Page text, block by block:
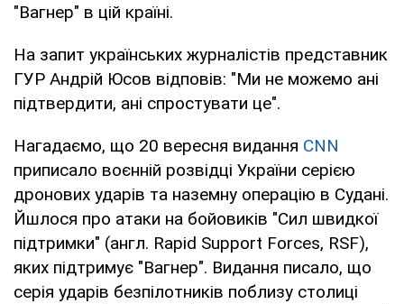
"Вагнер" в цій країні.
На запит українських журналістів представник
ГУР Андрій Юсов відповів: "Ми не можемо ані
підтвердити, ані спростувати це".
Нагадаємо, що 20 вересня видання CNN
приписало воєнній розвідці України серією
дронових ударів та наземну операцію в Судані.
Йшлося про атаки на бойовиків "Сил швидкої
підтримки" (англ. Rapid Support Forces, RSF),
яких підтримує "Вагнер". Видання писало, що
серія ударів безпілотників поблизу столиці